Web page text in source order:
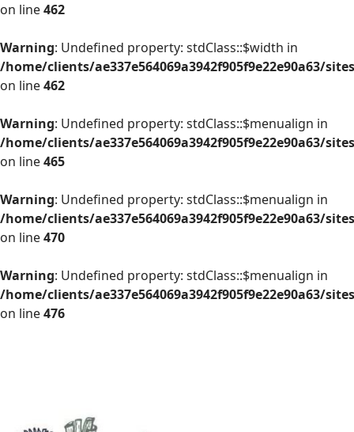
on line462
Warning: Undefined property: stdClass::$width in
/home/clients/ae337e564069a3942f905f9e22e90a63/
on line462
Warning: Undefined property: stdClass::$menualign in
/home/clients/ae337e564069a3942f905f9e22e90a63/
on line465
Warning: Undefined property: stdClass::$menualign in
/home/clients/ae337e564069a3942f905f9e22e90a63/
on line470
Warning: Undefined property: stdClass::$menualign in
/home/clients/ae337e564069a3942f905f9e22e90a63/
on line476